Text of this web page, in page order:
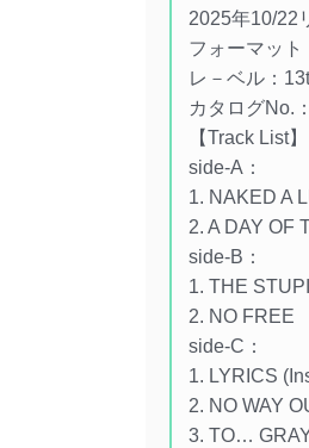
2025年10/22
フォーマット
レ－ベル：
カタログNo.
【Track List】
side-A：
1. NAKED A
2. A DAY OF
side-B：
1. THE
2. NO FREE
side-C：
1. LYRICS
2. NO WAY
3. TO…